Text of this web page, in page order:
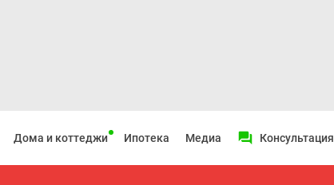
Дома и коттеджи Ипотека Медиа Консультация